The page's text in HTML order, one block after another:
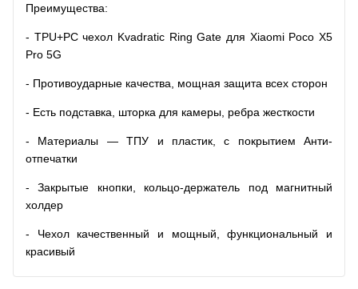
Преимущества:
- TPU+PC чехол Kvadratic Ring Gate для Xiaomi Poco X5
Pro 5G
- Противоударные качества, мощная защита всех сторон
- Есть подставка, шторка для камеры, ребра жесткости
- Материалы — ТПУ и пластик, с покрытием Анти-
отпечатки
- Закрытые кнопки, кольцо-держатель под магнитный
холдер
- Чехол качественный и мощный, функциональный и
красивый